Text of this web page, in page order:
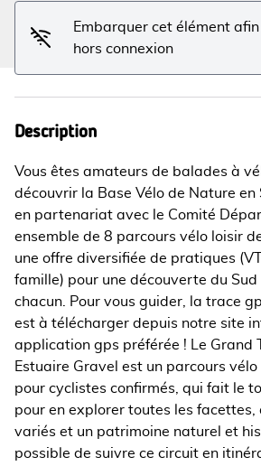
Embarquer cet élément
hors connexion
Description
Vous êtes amateurs de balades à
découvrir la Base Vélo de Nature en
en partenariat avec le Comité
ensemble de 8 parcours vélo loisir
une offre diversifiée de pratiques
famille) pour une découverte du
chacun. Pour vous guider, la trace
est à télécharger depuis notre site
application gps préférée ! Le Grand
Estuaire Gravel est un parcours
pour cyclistes confirmés, qui fait le
pour en explorer toutes les facettes,
variés et un patrimoine naturel et
possible de suivre ce circuit en